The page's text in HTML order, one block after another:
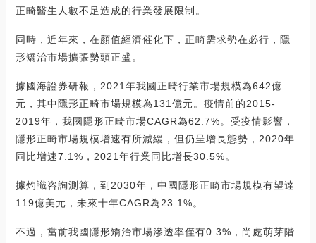
正畸醫生人數不足造成的行業發展限制。
同時，近年來，在顏值經濟催化下，正畸需求勢在必行，隱
形矯治市場擴張勢頭正盛。
據國海證券研報，2021年我國正畸行業市場規模為642億
元，其中隱形正畸市場規模為131億元。疫情前的2015-
2019年，我國隱形正畸市場CAGR為62.7%。受疫情影響，
隱形正畸市場規模增速有所減緩，但仍呈增長態勢，2020年
同比增速7.1%，2021年行業同比增長30.5%。
據灼識咨詢測算，到2030年，中國隱形正畸市場規模有望達
119億美元，未來十年CAGR為23.1%。
不過，當前我國隱形矯治市場滲透率僅有0.3%，尚處萌芽階